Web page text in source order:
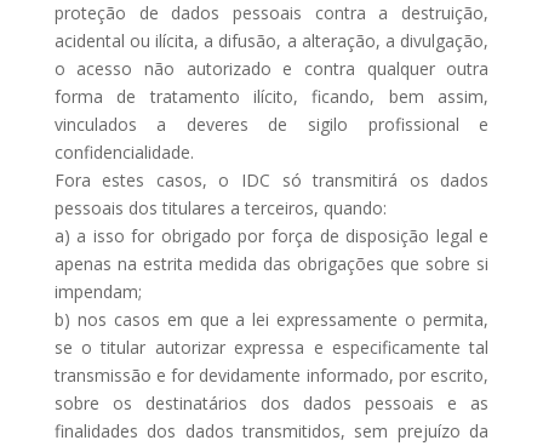
proteção de dados pessoais contra a destruição,
acidental ou ilícita, a difusão, a alteração, a divulgação,
o acesso não autorizado e contra qualquer outra
forma de tratamento ilícito, ficando, bem assim,
vinculados a deveres de sigilo profissional e
confidencialidade.
Fora estes casos, o IDC só transmitirá os dados
pessoais dos titulares a terceiros, quando:
a) a isso for obrigado por força de disposição legal e
apenas na estrita medida das obrigações que sobre si
impendam;
b) nos casos em que a lei expressamente o permita,
se o titular autorizar expressa e especificamente tal
transmissão e for devidamente informado, por escrito,
sobre os destinatários dos dados pessoais e as
finalidades dos dados transmitidos, sem prejuízo da